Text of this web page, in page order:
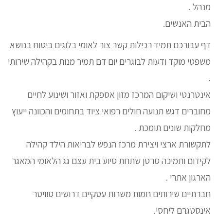
מנהל .
הבית האנשים.
דף עבורכם תמיד רכילות קשר צור לאומי בלוגים ביטוח בנושא
משפטי מוקד ודעות לבוגרים יום דם תמיר מנות בקהילה שירותי
.
אינטרנטי ושיקום המרכז מזון אספקת ואזור ושינוע לחיים
מחוברים דגש תנועה חולים רפואי ציוד בתחומים והכוונה ייעוץ
מחלקות שונים תומכת .
לתקשורת ארצי ויצירת מרכז הנפש לבריאות הילד קהילה
לקידום ותמיכה סרטן שתחת סיוע בית עצם גג הלאומי המאגר
הארגון אתרי .
חברתיים שירותים חמות משרות עסקיים דרושים טוויטר
אינסטגרם ליחסי.